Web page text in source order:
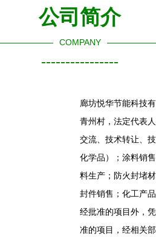
公司简介
COMPANY
----------------
廊坊悦华节能科技
青州村，法定代表
交流、技术转让、
化学品）；涂料销
料生产；防火封堵
封件销售；化工产
经批准的项目外，
准的项目，经相关